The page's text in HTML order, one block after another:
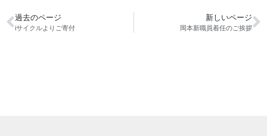
過去のページ
iサイクルよりご寄付
新しいページ
岡本新職員着任のご挨拶